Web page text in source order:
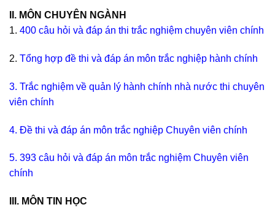
II. MÔN CHUYÊN NGÀNH
1. 400 câu hỏi và đáp án thi trắc nghiệm chuyên viên chính
2. Tổng hợp đề thi và đáp án môn trắc nghiệp hành chính
3. Trắc nghiệm về quản lý hành chính nhà nước thi chuyên
viên chính
4. Đề thi và đáp án môn trắc nghiệp Chuyên viên chính
5. 393 câu hỏi và đáp án môn trắc nghiệm Chuyên viên
chính
III. MÔN TIN HỌC